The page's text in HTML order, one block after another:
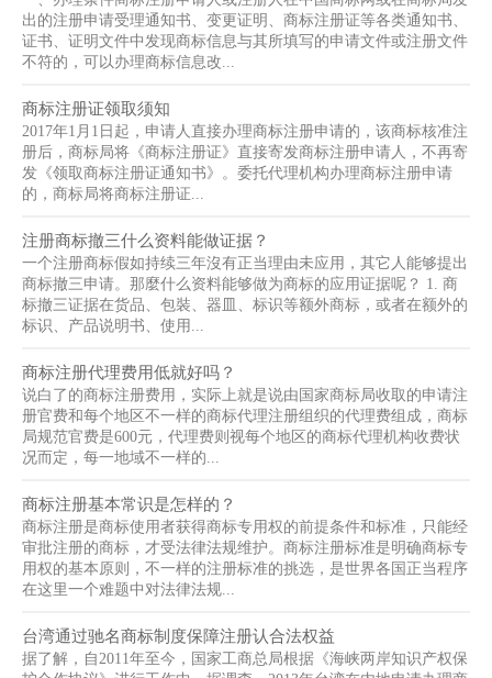
出的注册申请受理通知书、变更证明、商标注册证等各类通知书、
证书、证明文件中发现商标信息与其所填写的申请文件或注册文件
不符的，可以办理商标信息改...
商标注册证领取须知
2017年1月1日起，申请人直接办理商标注册申请的，该商标核准注
册后，商标局将《商标注册证》直接寄发商标注册申请人，不再寄
发《领取商标注册证通知书》。委托代理机构办理商标注册申请
的，商标局将商标注册证...
注册商标撤三什么资料能做证据？
一个注册商标假如持续三年沒有正当理由未应用，其它人能够提出
商标撤三申请。那麼什么资料能够做为商标的应用证据呢？ 1. 商
标撤三证据在货品、包裝、器皿、标识等额外商标，或者在额外的
标识、产品说明书、使用...
商标注册代理费用低就好吗？
说白了的商标注册费用，实际上就是说由国家商标局收取的申请注
册官费和每个地区不一样的商标代理注册组织的代理费组成，商标
局规范官费是600元，代理费则视每个地区的商标代理机构收费状
况而定，每一地域不一样的...
商标注册基本常识是怎样的？
商标注册是商标使用者获得商标专用权的前提条件和标准，只能经
审批注册的商标，才受法律法规维护。商标注册标准是明确商标专
用权的基本原则，不一样的注册标准的挑选，是世界各国正当程序
在这里一个难题中对法律法规...
台湾通过驰名商标制度保障注册认合法权益
据了解，自2011年至今，国家工商总局根据《海峡两岸知识产权保